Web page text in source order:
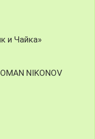
и Чайка»
NIKONOV